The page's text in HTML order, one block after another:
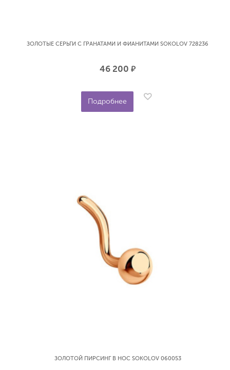
ЗОЛОТЫЕ СЕРЬГИ С ГРАНАТАМИ И ФИАНИТАМИ SOKOLOV 728236
46 200 р.
Подробнее
ЗОЛОТОЙ ПИРСИНГ В НОС SOKOLOV 060053